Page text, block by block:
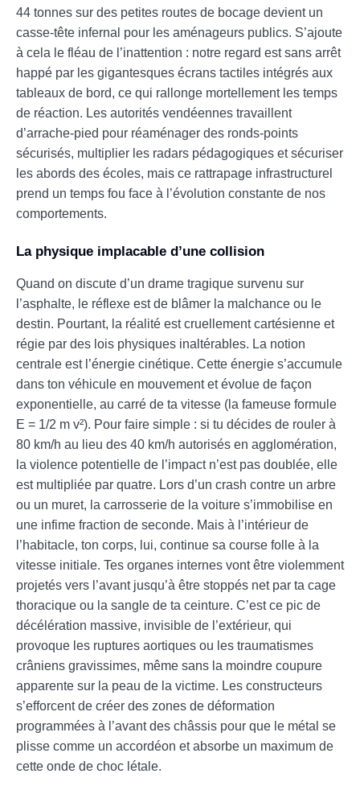
44 tonnes sur des petites routes de bocage devient un
casse-tête infernal pour les aménageurs publics. S’ajoute
à cela le fléau de l’inattention : notre regard est sans arrêt
happé par les gigantesques écrans tactiles intégrés aux
tableaux de bord, ce qui rallonge mortellement les temps
de réaction. Les autorités vendéennes travaillent
d’arrache-pied pour réaménager des ronds-points
sécurisés, multiplier les radars pédagogiques et sécuriser
les abords des écoles, mais ce rattrapage infrastructurel
prend un temps fou face à l’évolution constante de nos
comportements.
La physique implacable d’une collision
Quand on discute d’un drame tragique survenu sur
l’asphalte, le réflexe est de blâmer la malchance ou le
destin. Pourtant, la réalité est cruellement cartésienne et
régie par des lois physiques inaltérables. La notion
centrale est l’énergie cinétique. Cette énergie s’accumule
dans ton véhicule en mouvement et évolue de façon
exponentielle, au carré de ta vitesse (la fameuse formule
E = 1/2 m v²). Pour faire simple : si tu décides de rouler à
80 km/h au lieu des 40 km/h autorisés en agglomération,
la violence potentielle de l’impact n’est pas doublée, elle
est multipliée par quatre. Lors d’un crash contre un arbre
ou un muret, la carrosserie de la voiture s’immobilise en
une infime fraction de seconde. Mais à l’intérieur de
l’habitacle, ton corps, lui, continue sa course folle à la
vitesse initiale. Tes organes internes vont être violemment
projetés vers l’avant jusqu’à être stoppés net par ta cage
thoracique ou la sangle de ta ceinture. C’est ce pic de
décélération massive, invisible de l’extérieur, qui
provoque les ruptures aortiques ou les traumatismes
crâniens gravissimes, même sans la moindre coupure
apparente sur la peau de la victime. Les constructeurs
s’efforcent de créer des zones de déformation
programmées à l’avant des châssis pour que le métal se
plisse comme un accordéon et absorbe un maximum de
cette onde de choc létale.